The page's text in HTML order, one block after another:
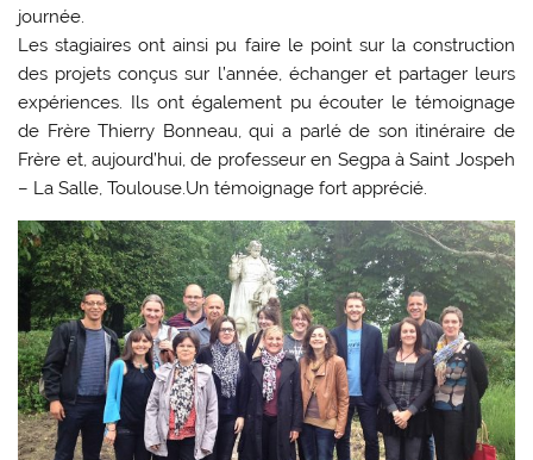
journée.
Les stagiaires ont ainsi pu faire le point sur la construction
des projets conçus sur l’année, échanger et partager leurs
expériences. Ils ont également pu écouter le témoignage
de Frère Thierry Bonneau, qui a parlé de son itinéraire de
Frère et, aujourd’hui, de professeur en Segpa à Saint Jospeh
– La Salle, Toulouse.Un témoignage fort apprécié.